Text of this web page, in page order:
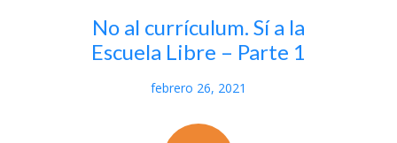
No al currículum. Sí a la
Escuela Libre – Parte 1
febrero 26, 2021